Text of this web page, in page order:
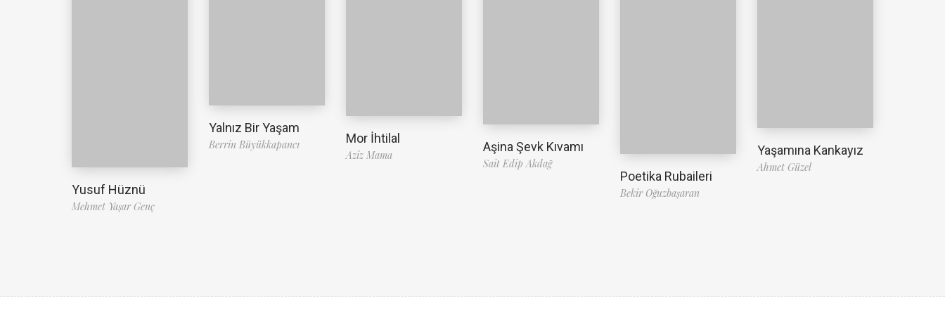
Yusuf Hüznü
Mehmet Yaşar Genç
Yalnız Bir Yaşam
Berrin Büyükkapancı Mor İhtilal
Aziz Mama
Aşina Şevk Kıvamı
Sait Edip Akdağ
Poetika Rubaileri
Bekir Oğuzbaşaran
Yaşamına Kankayız
Ahmet Güzel